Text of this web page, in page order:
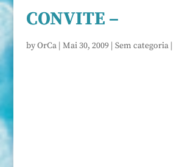
CONVITE –
byOrCa| Mai 30, 2009| Sem categoria|